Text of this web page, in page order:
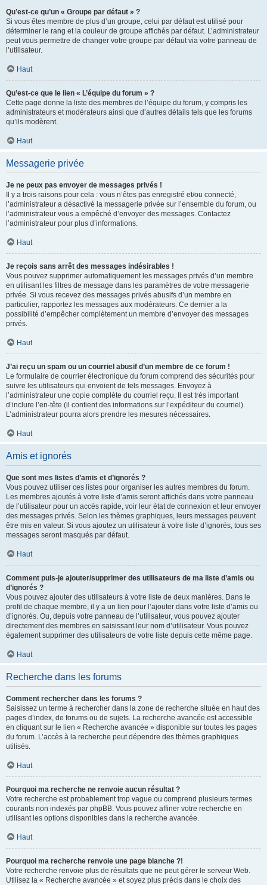
Qu’est-ce qu’un « Groupe par défaut » ?
Si vous êtes membre de plus d’un groupe, celui par défaut est utilisé pour
déterminer le rang et la couleur de groupe affichés par défaut. L’administrateur
peut vous permettre de changer votre groupe par défaut via votre panneau de
l’utilisateur.
Haut
Qu’est-ce que le lien « L’équipe du forum » ?
Cette page donne la liste des membres de l’équipe du forum, y compris les
administrateurs et modérateurs ainsi que d’autres détails tels que les forums
qu’ils modèrent.
Haut
Messagerie privée
Je ne peux pas envoyer de messages privés !
Il y a trois raisons pour cela : vous n’êtes pas enregistré et/ou connecté,
l’administrateur a désactivé la messagerie privée sur l’ensemble du forum, ou
l’administrateur vous a empêché d’envoyer des messages. Contactez
l’administrateur pour plus d’informations.
Haut
Je reçois sans arrêt des messages indésirables !
Vous pouvez supprimer automatiquement les messages privés d’un membre
en utilisant les filtres de message dans les paramètres de votre messagerie
privée. Si vous recevez des messages privés abusifs d’un membre en
particulier, rapportez les messages aux modérateurs. Ce dernier a la
possibilité d’empêcher complètement un membre d’envoyer des messages
privés.
Haut
J’ai reçu un spam ou un courriel abusif d’un membre de ce forum !
Le formulaire de courrier électronique du forum comprend des sécurités pour
suivre les utilisateurs qui envoient de tels messages. Envoyez à
l’administrateur une copie complète du courriel reçu. Il est très important
d’inclure l’en-tête (il contient des informations sur l’expéditeur du courriel).
L’administrateur pourra alors prendre les mesures nécessaires.
Haut
Amis et ignorés
Que sont mes listes d’amis et d’ignorés ?
Vous pouvez utiliser ces listes pour organiser les autres membres du forum.
Les membres ajoutés à votre liste d’amis seront affichés dans votre panneau
de l’utilisateur pour un accès rapide, voir leur état de connexion et leur envoyer
des messages privés. Selon les thèmes graphiques, leurs messages peuvent
être mis en valeur. Si vous ajoutez un utilisateur à votre liste d’ignorés, tous ses
messages seront masqués par défaut.
Haut
Comment puis-je ajouter/supprimer des utilisateurs de ma liste d’amis ou
d’ignorés ?
Vous pouvez ajouter des utilisateurs à votre liste de deux manières. Dans le
profil de chaque membre, il y a un lien pour l’ajouter dans votre liste d’amis ou
d’ignorés. Ou, depuis votre panneau de l’utilisateur, vous pouvez ajouter
directement des membres en saisissant leur nom d’utilisateur. Vous pouvez
également supprimer des utilisateurs de votre liste depuis cette même page.
Haut
Recherche dans les forums
Comment rechercher dans les forums ?
Saisissez un terme à rechercher dans la zone de recherche située en haut des
pages d’index, de forums ou de sujets. La recherche avancée est accessible
en cliquant sur le lien « Recherche avancée » disponible sur toutes les pages
du forum. L’accès à la recherche peut dépendre des thèmes graphiques
utilisés.
Haut
Pourquoi ma recherche ne renvoie aucun résultat ?
Votre recherche est probablement trop vague ou comprend plusieurs termes
courants non indexés par phpBB. Vous pouvez affiner votre recherche en
utilisant les options disponibles dans la recherche avancée.
Haut
Pourquoi ma recherche renvoie une page blanche ?!
Votre recherche renvoie plus de résultats que ne peut gérer le serveur Web.
Utilisez la « Recherche avancée » et soyez plus précis dans le choix des